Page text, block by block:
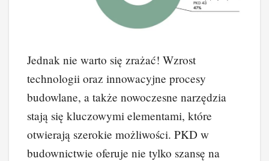
Jednak nie warto się zrażać! Wzrost
technologii oraz innowacyjne procesy
budowlane, a także nowoczesne narzędzia
stają się kluczowymi elementami, które
otwierają szerokie możliwości. PKD w
budownictwie oferuje nie tylko szansę na